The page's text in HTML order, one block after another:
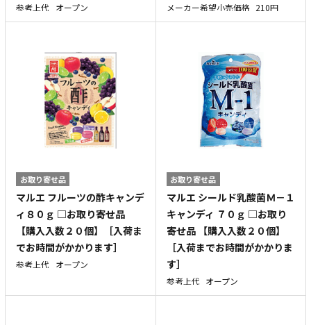
参考上代 オープン メーカー希望小売価格 210円
お取り寄せ品
マルエ フルーツの酢キャンデ
ィ８０ｇ □お取り寄せ品
【購入入数２０個】［入荷ま
でお時間がかかります］
参考上代 オープン
お取り寄せ品
マルエ シールド乳酸菌Ｍ－１
キャンディ ７０ｇ □お取り
寄せ品 【購入入数２０個】
［入荷までお時間がかかりま
す］
参考上代 オープン